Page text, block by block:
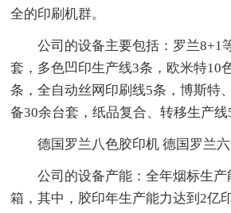
全的印刷机群。
公司的设备主要包括：罗兰8+1
套，多色凹印生产线3条，欧米特10
条，全自动丝网印刷线5条，博斯特
备30余台套，纸品复合、转移生产线
德国罗兰八色胶印机 德国罗兰六
公司的设备产能：全年烟标生产
箱，其中，胶印年生产能力达到2亿